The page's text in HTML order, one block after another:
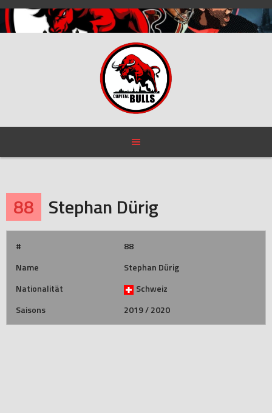
Skip
to
content
88 Stephan Dürig
#
88
Name
Stephan Dürig
Nationalität
Schweiz
Saisons
2019 / 2020